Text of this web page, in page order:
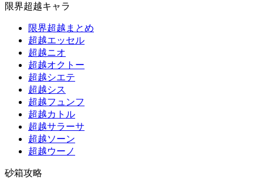
限界超越キャラ
限界超越まとめ
超越エッセル
超越ニオ
超越オクトー
超越シエテ
超越シス
超越フュンフ
超越カトル
超越サラーサ
超越ソーン
超越ウーノ
砂箱攻略